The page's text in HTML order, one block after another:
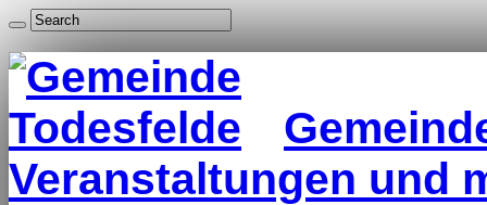
Veranstaltungen und